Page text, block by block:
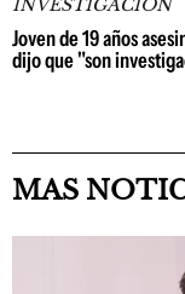
INVESTIGACIÓN
Joven de 19 años
dijo que "son
MAS